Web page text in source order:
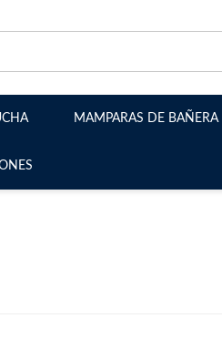
MAMPARAS DE BAÑERA